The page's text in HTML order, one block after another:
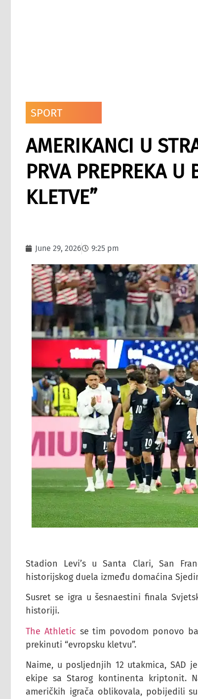
SPORT
AMERIKANCI U
PRVA PREPREKA U
KLETVE”
June 29, 2026 9:25 pm
Stadion Levi’s u Santa Clari, San
historijskog duela između domaćina
Susret se igra u šesnaestini finala
historiji.
The Athletic se tim povodom ponovo
prekinuti “evropsku kletvu”.
Naime, u posljednjih 12 utakmica, SAD
ekipe sa Starog kontinenta kriptonit.
američkih igrača oblikovala, pobijedili